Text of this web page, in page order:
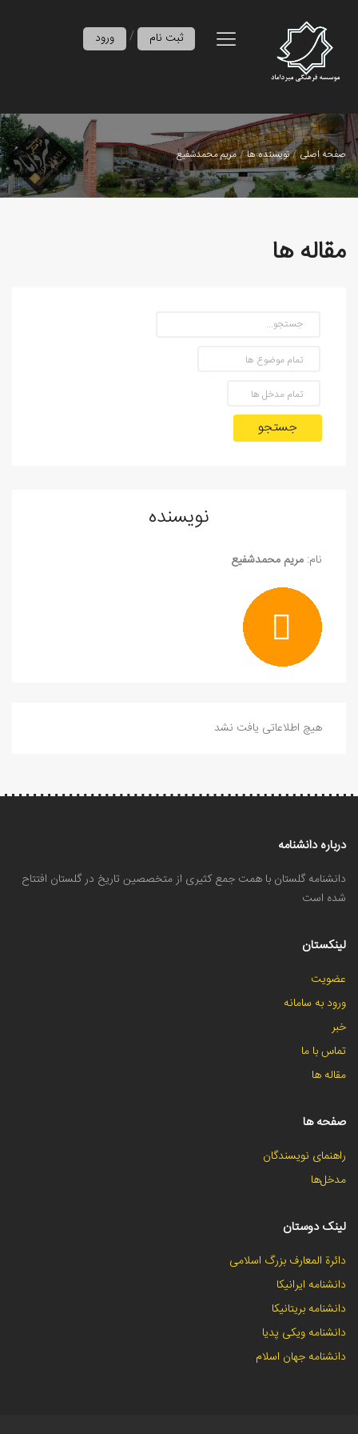
ورود / ثبت نام
صفحه اصلی نویسنده ها مریم محمدشفیع
مقاله ها
جستجو
نویسنده
نام: مریم محمدشفیع
هیچ اطلاعاتی یافت نشد
درباره دانشنامه
دانشنامه گلستان با همت جمع کثیری از متخصصین تاریخ در گلستان افتتاح
شده است
لینکستان
عضویت
ورود به سامانه
خبر
تماس با ما
مقاله ها
صفحه ها
راهنمای نویسندگان
مدخل‌ها
لینک دوستان
دائرة المعارف بزرگ اسلامی
دانشنامه ایرانیکا
دانشنامه بریتانیکا
دانشنامه ویکی پدیا
دانشنامه جهان اسلام